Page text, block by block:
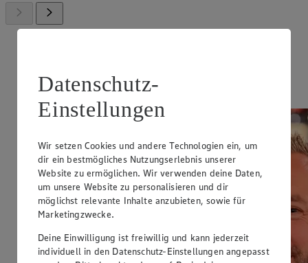
Datenschutz-
Einstellungen
Wir setzen Cookies und andere Technologien ein, um
dir ein bestmögliches Nutzungserlebnis unserer
Website zu ermöglichen. Wir verwenden deine Daten,
um unsere Website zu personalisieren und dir
möglichst relevante Inhalte anzubieten, sowie für
Marketingzwecke.
Deine Einwilligung ist freiwillig und kann jederzeit
individuell in den Datenschutz-Einstellungen angepasst